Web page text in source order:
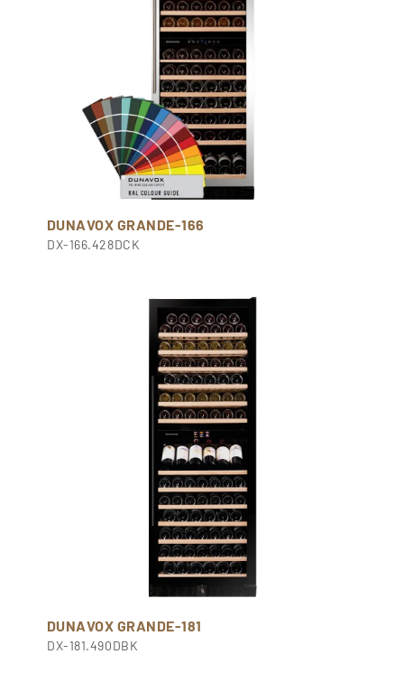
DUNAVOX GRANDE-166
DX-166.428DCK
DUNAVOX GRANDE-181
DX-181.490DBK